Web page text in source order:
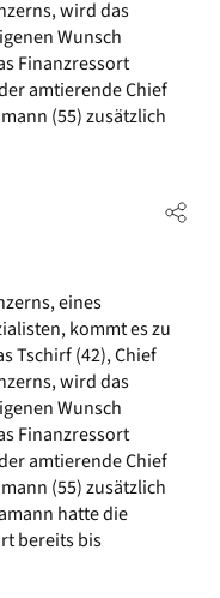
wird das
Wunsch
Finanzressort
amtierende Chief
(55) zusätzlich
eines
kommt es zu
Tschirf (42), Chief
wird das
Wunsch
Finanzressort
amtierende Chief
(55) zusätzlich
hatte die
bereits bis